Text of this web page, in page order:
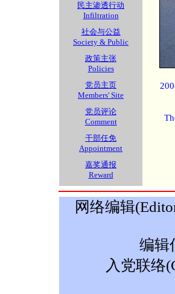
民主渗透行动
Infiltration
社会与公益
Society & Public
政策主张
Policies
党员主页
Members' Site
党员评论
Comment
干部任免
Appointment
嘉奖通报
Reward
网络编辑
编辑
入党联络